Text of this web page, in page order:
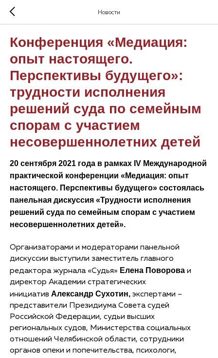
Новости
Конференция «Медиация:
опыт настоящего.
Перспективы будущего»:
трудности исполнения
решений суда по семейным
спорам с участием
несовершеннолетних детей
20 сентября 2021 года в рамках IV Международной
практической конференции «Медиация: опыт
настоящего. Перспективы будущего» состоялась
панельная дискуссия «Трудности исполнения
решений суда по семейным спорам с участием
несовершеннолетних детей».
Организаторами и модераторами панельной
дискуссии выступили заместитель главного
редактора журнала «Судья» Елена Поворова и
директор Академии стратегических
инициатив Александр Сухотин, экспертами –
представители Президиума Совета судей
Российской Федерации, судьи высших
региональных судов, Министерства социальных
отношений Челябинской области, сотрудники
органов опеки и попечительства, психологи,